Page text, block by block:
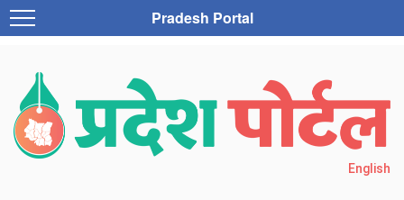
Pradesh Portal
English